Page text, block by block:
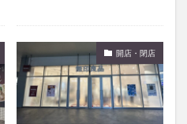
開店・閉店